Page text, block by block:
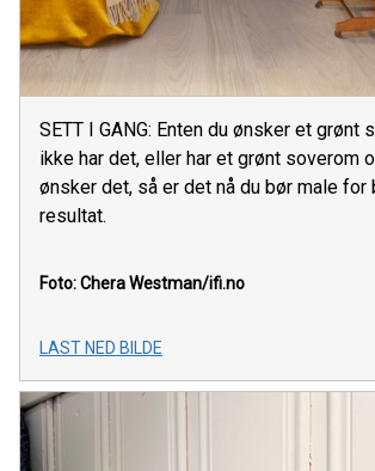
SETT I GANG: Enten du ønsker et grønt
ikke har det, eller har et grønt soverom
ønsker det, så er det nå du bør male for
resultat.
Foto: Chera Westman/ifi.no
LAST NED BILDE